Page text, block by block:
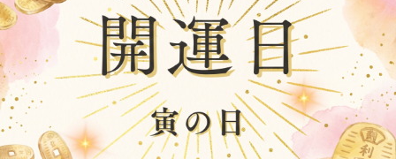
パートナーの奥迫協子、パーソナリティの江原啓之
●江原啓之 今夜の格言
「フィジカルはスピリチュアルの基本です」
3．壊れる心配はないか……我慢しすぎ度70％
ダムが壊れないか気になったあなた。対立することで関係が
壊れるのを恐れ、その場を丸く収めるために本音を飲み込む
タイプです。ですが、健全なぶつかり合いは、関係をむしろ
深めるもの。意見を伝えることは、わがままではないと考え
てみては。
3． ひび割れなど壊れる心配はないか
4． どうやって放水しているのか
【解説】
この心理テストでわかることは、あなたの「我慢しすぎ・自
己主張ニガテ度」です。